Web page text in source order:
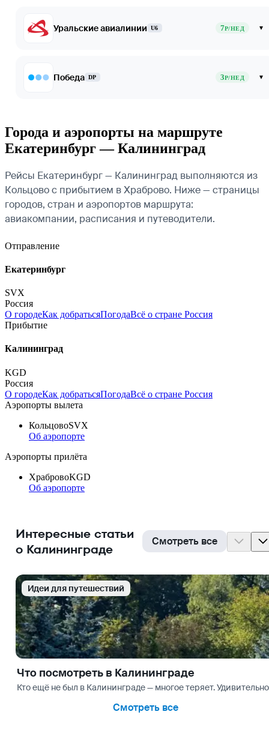
Уральские авиалинии U6 7Р/НЕД ▾
Победа DP 3Р/НЕД ▾
Города и аэропорты на маршруте
Екатеринбург — Калининград
Рейсы Екатеринбург — Калининград выполняются из
Кольцово с прибытием в Храброво. Ниже — страницы
городов, стран и аэропортов маршрута:
авиакомпании, расписания и путеводители.
Отправление
Екатеринбург
SVX
Россия
О городеКак добратьсяПогодаВсё о стране Россия
Прибытие
Калининград
KGD
Россия
О городеКак добратьсяПогодаВсё о стране Россия
Аэропорты вылета
КольцовоSVX
Об аэропорте
Аэропорты прилёта
ХрабровоKGD
Об аэропорте
Интересные статьи
о Калининграде
Смотреть все
Идеи для путешествий
Что посмотреть в Калининграде
Кто ещё не был в Калининграде — многое теряет.
Смотреть все